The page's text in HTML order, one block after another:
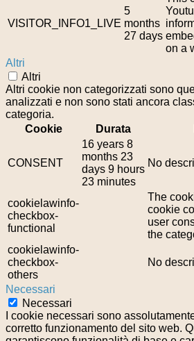
VISITOR_INFO1_LIVE
5
months
27 days
on a
Altri
Altri
Altri cookie non categorizzati sono
analizzati e non sono stati ancora
categoria.
Cookie
Durata
CONSENT
16 years 8
months 23
days 9 hours
23 minutes
No
cookielawinfo-
checkbox-
functional
The
cookie
user
the
cookielawinfo-
checkbox-
others
No
Necessari
Necessari
I cookie necessari sono
corretto funzionamento del sito web.